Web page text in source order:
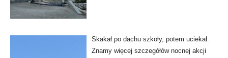
Skakał po dachu szkoły, potem uciekał.
Znamy więcej szczegółów nocnej akcji